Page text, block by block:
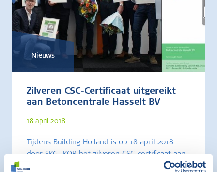
Nieuws
Zilveren CSC-Certificaat uitgereikt
aan Betoncentrale Hasselt BV
18 april 2018
Tijdens Building Holland is op 18 april 2018
door SKG-IKOB het zilveren CSC-certificaat aan
Betoncentrale Hasselt BV uitgereikt. Gert